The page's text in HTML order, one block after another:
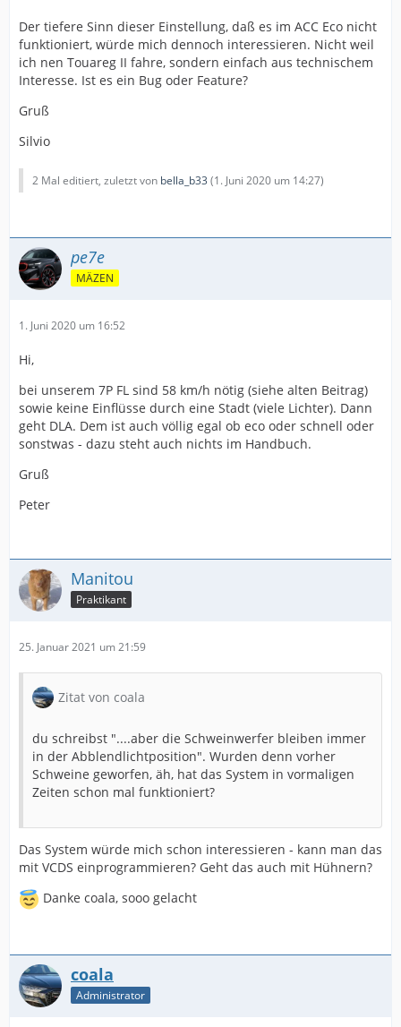
Der tiefere Sinn dieser Einstellung, daß es im ACC Eco nicht
funktioniert, würde mich dennoch interessieren. Nicht weil
ich nen Touareg II fahre, sondern einfach aus technischem
Interesse. Ist es ein Bug oder Feature?
Gruß
Silvio
2 Mal editiert, zuletzt von bella_b33 (1. Juni 2020 um 14:27)
pe7e
MÄZEN
1. Juni 2020 um 16:52
Hi,
bei unserem 7P FL sind 58 km/h nötig (siehe alten Beitrag)
sowie keine Einflüsse durch eine Stadt (viele Lichter). Dann
geht DLA. Dem ist auch völlig egal ob eco oder schnell oder
sonstwas - dazu steht auch nichts im Handbuch.
Gruß
Peter
Manitou
Praktikant
25. Januar 2021 um 21:59
Zitat von coala
du schreibst "....aber die Schweinwerfer bleiben immer
in der Abblendlichtposition". Wurden denn vorher
Schweine geworfen, äh, hat das System in vormaligen
Zeiten schon mal funktioniert?
Das System würde mich schon interessieren - kann man das
mit VCDS einprogrammieren? Geht das auch mit Hühnern?
Danke coala, sooo gelacht
coala
Administrator